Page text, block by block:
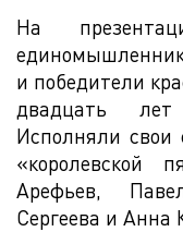
На
и победители
двадцать лет
Исполняли свои
«королевской
Арефьев,
Сергеева и Анна